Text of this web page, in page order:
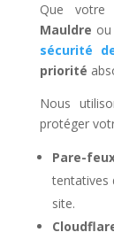
Que
Mauldre
sécurité
priorité
Nous
protéger
Pare-
tentatives
site.